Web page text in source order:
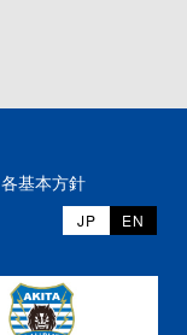
各基本方針
JP EN